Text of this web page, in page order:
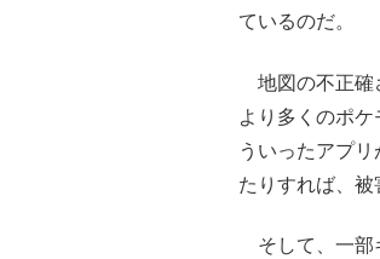
ているのだ。
地図の不正確
より多くのポ
ういったアプ
たりすれば、被
そして、一部